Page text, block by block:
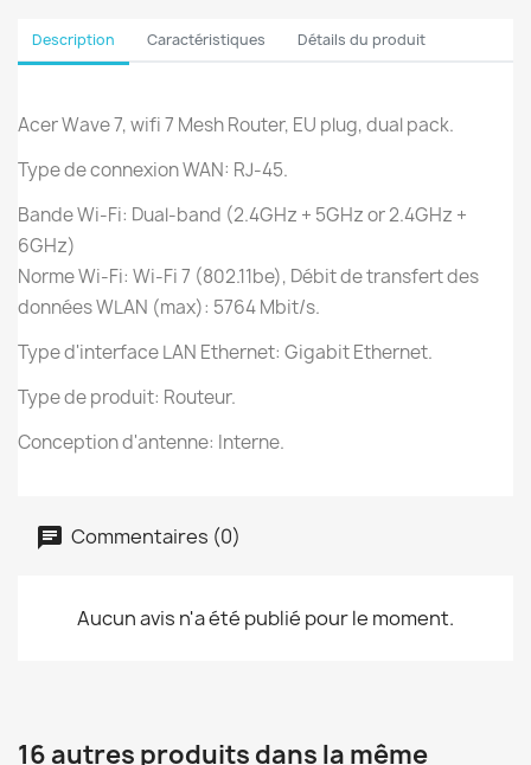
Description Caractéristiques Détails du produit
Acer Wave 7, wifi 7 Mesh Router, EU plug, dual pack.
Type de connexion WAN: RJ-45.
Bande Wi-Fi: Dual-band (2.4GHz + 5GHz or 2.4GHz +
6GHz)
Norme Wi-Fi: Wi-Fi 7 (802.11be), Débit de transfert des
données WLAN (max): 5764 Mbit/s.
Type d'interface LAN Ethernet: Gigabit Ethernet.
Type de produit: Routeur.
Conception d'antenne: Interne.
Commentaires (0)
Aucun avis n'a été publié pour le moment.
16 autres produits dans la même